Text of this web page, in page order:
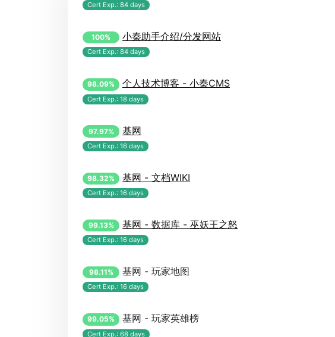
Cert Exp.: 84 days
100% 小秦助手介绍/分发网站
Cert Exp.: 84 days
98.09% 个人技术博客 - 小秦CMS
Cert Exp.: 18 days
97.97% 基网
Cert Exp.: 16 days
98.32% 基网 - 文档WIKI
Cert Exp.: 16 days
99.13% 基网 - 数据库 - 巫妖王之怒
Cert Exp.: 16 days
98.11% 基网 - 玩家地图
Cert Exp.: 16 days
99.05% 基网 - 玩家英雄榜
Cert Exp.: 68 days